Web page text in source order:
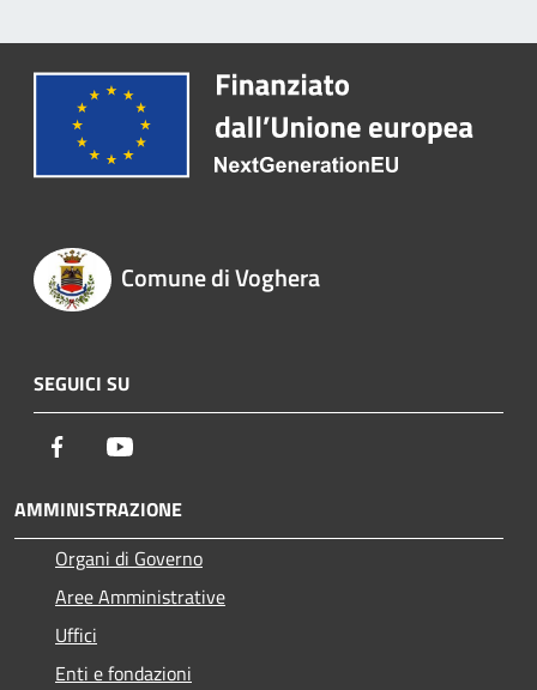
Comune di Voghera
SEGUICI SU
Facebook
AMMINISTRAZIONE
Organi di Governo
Aree Amministrative
Uffici
Enti e fondazioni